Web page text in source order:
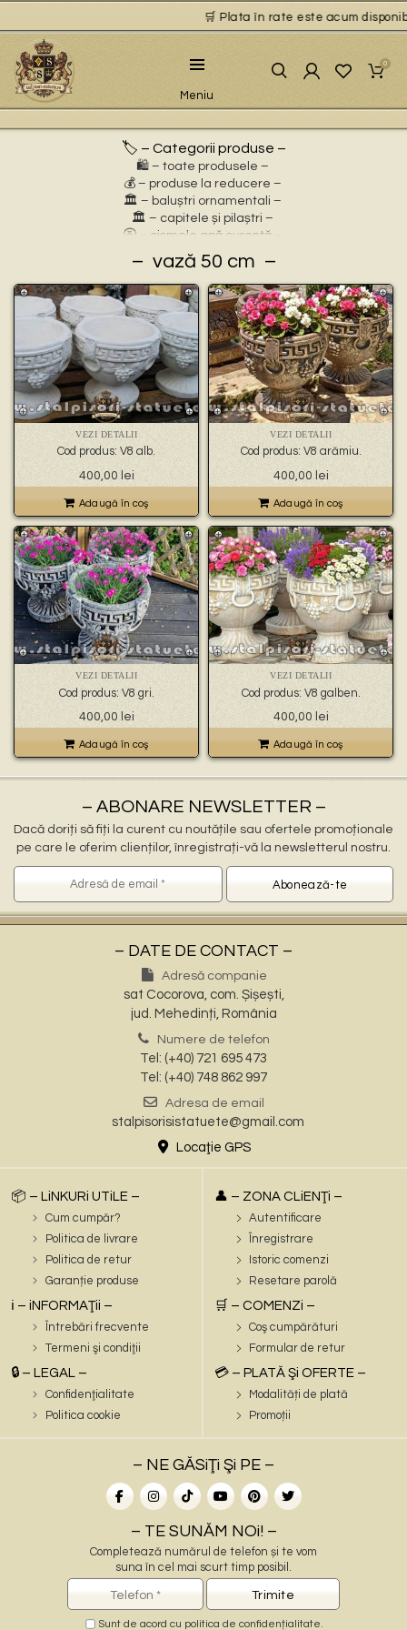
🛒 Plata în rate este acum
Meniu
0
🏷️ – Categorii produse –
🛍️ – toate produsele –
💰 – produse la reducere –
🏛 – baluștri ornamentali –
🏛 – capitele și pilaștri –
🚰 – cișmele apă curentă –
⛲ – fântâni arteziene –
🎀 – idei de cadouri –
🪴 – jardiniere cu personaje –
🌸 – jardiniere pentru flori –
🏗 – socluri și stative –
🦌 – statuete animale sălbatice –
🐕 – statuete animale domestice –
🧘 – statuete buddha –
🧺 – statuete cu coșulețe –
🐉 – statuete gargoyles –
👼 – statuete religioase și îngerași –
🦜 – statuete păsări –
💧 – statuete pentru fântâni –
🍄 – statuete pitici și troli –
🏺 – vaze pentru flori –
vază 50 cm
VEZI DETALII
Cod produs: V8 alb.
400,00 lei
Adaugă în coş
VEZI DETALII
Cod produs: V8 arămiu.
400,00 lei
Adaugă în coş
VEZI DETALII
Cod produs: V8 gri.
400,00 lei
Adaugă în coş
VEZI DETALII
Cod produs: V8 galben.
400,00 lei
Adaugă în coş
– ABONARE NEWSLETTER –
Dacă doriți să fiți la curent cu noutățile sau ofertele promoționale
pe care le oferim clienților, înregistrați-vă la newsletterul nostru.
– DATE DE CONTACT –
Adresă companie
sat Cocorova, com. Șișești,
jud. Mehedinți, România
Numere de telefon
Tel: (+40) 721 695 473
Tel: (+40) 748 862 997
Adresa de email
stalpisorisistatuete@gmail.com
Locaţie GPS
📦 – LiNKURi UTiLE –
Cum cumpăr?
Politica de livrare
Politica de retur
Garanție produse
ℹ️ – iNFORMAŢii –
Întrebări frecvente
Termeni şi condiţii
🔒 – LEGAL –
Confidenţialitate
Politica cookie
👤 – ZONA CLiENŢi –
Autentificare
Înregistrare
Istoric comenzi
Resetare parolă
🛒 – COMENZi –
Coş cumpărături
Formular de retur
💳 – PLATĂ Şi OFERTE –
Modalități de plată
Promoții
– NE GĂSiŢi Şi PE –
– TE SUNĂM NOi! –
Completează numărul de telefon și te vom
suna în cel mai scurt timp posibil.
Sunt de acord cu politica de confidențialitate.